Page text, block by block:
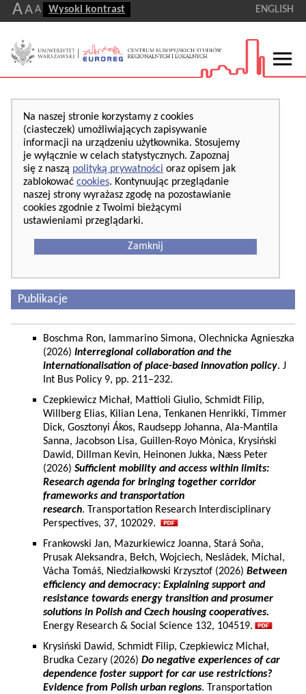
AA A Wysoki kontrast ENGLISH
Na naszej stronie korzystamy z cookies
(ciasteczek) umożliwiających zapisywanie
informacji na urządzeniu użytkownika. Stosujemy
je wyłącznie w celach statystycznych. Zapoznaj
się z naszą polityką prywatności oraz opisem jak
zablokować cookies. Kontynuując przeglądanie
naszej strony wyrażasz zgodę na pozostawianie
cookies zgodnie z Twoimi bieżącymi
ustawieniami przeglądarki.
Zamknij
Publikacje
Boschma Ron, Iammarino Simona, Olechnicka Agnieszka
(2026) Interregional collaboration and the
internationalisation of place-based innovation policy. J
Int Bus Policy 9, pp. 211–232.
Czepkiewicz Michał, Mattioli Giulio, Schmidt Filip,
Willberg Elias, Kilian Lena, Tenkanen Henrikki, Timmer
Dick, Gosztonyi Ákos, Raudsepp Johanna, Ala-Mantila
Sanna, Jacobson Lisa, Guillen-Royo Mònica, Krysiński
Dawid, Dillman Kevin, Heinonen Jukka, Næss Peter
(2026) Sufficient mobility and access within limits:
Research agenda for bringing together corridor
frameworks and transportation
research. Transportation Research Interdisciplinary
Perspectives, 37, 102029.
Frankowski Jan, Mazurkiewicz Joanna, Stará Soňa,
Prusak Aleksandra, Bełch, Wojciech, Nesládek, Michal,
Vácha Tomáš, Niedziałkowski Krzysztof (2026) Between
efficiency and democracy: Explaining support and
resistance towards energy transition and prosumer
solutions in Polish and Czech housing cooperatives.
Energy Research & Social Science 132, 104519.
Krysiński Dawid, Schmidt Filip, Czepkiewicz Michał,
Brudka Cezary (2026) Do negative experiences of car
dependence foster support for car use restrictions?
Evidence from Polish urban regions. Transportation